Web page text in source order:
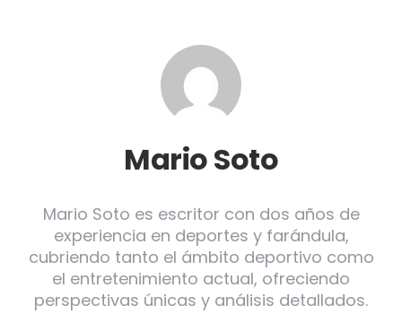
Mario Soto
Mario Soto es escritor con dos años de
experiencia en deportes y farándula,
cubriendo tanto el ámbito deportivo como
el entretenimiento actual, ofreciendo
perspectivas únicas y análisis detallados.